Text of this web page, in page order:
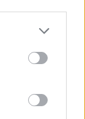
more Google
may click to
party tags to
below Google